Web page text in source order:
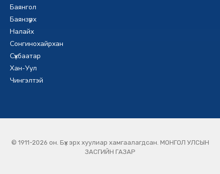
Баянгол
Баянзүрх
Налайх
Сонгинохайрхан
Сүхбаатар
Хан-Уул
Чингэлтэй
© 1911-2026 он. Бүх эрх хуулиар хамгаалагдсан. МОНГОЛ УЛСЫН
ЗАСГИЙН ГАЗАР